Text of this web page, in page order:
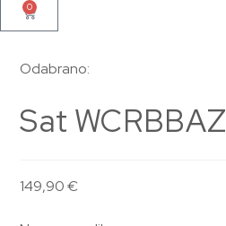
0
Odabrano:
Sat WCRBBAZ
149,90€